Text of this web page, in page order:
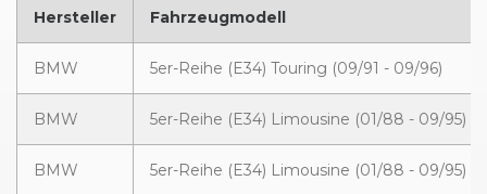
Hersteller Fahrzeugmodell
BMW 5er-Reihe (E34) Touring (09/91 - 09/96)
BMW 5er-Reihe (E34) Limousine (01/88 - 09/95)
BMW 5er-Reihe (E34) Limousine (01/88 - 09/95)